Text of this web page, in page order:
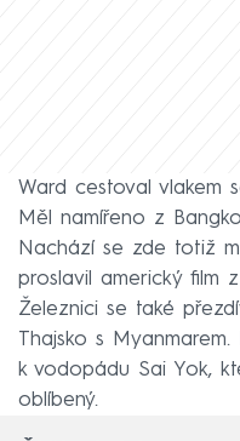
Ward cestoval vlakem
Měl namířeno z
Nachází se zde totiž
proslavil americký film
Železnici se také
Thajsko s
k vodopádu Sai Yok,
oblíbený.